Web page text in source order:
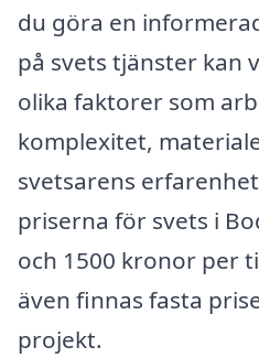
du göra en
på svets tjänster kan
olika faktorer som
komplexitet,
svetsarens
priserna för svets i
och 1500 kronor per
även finnas fasta
projekt.